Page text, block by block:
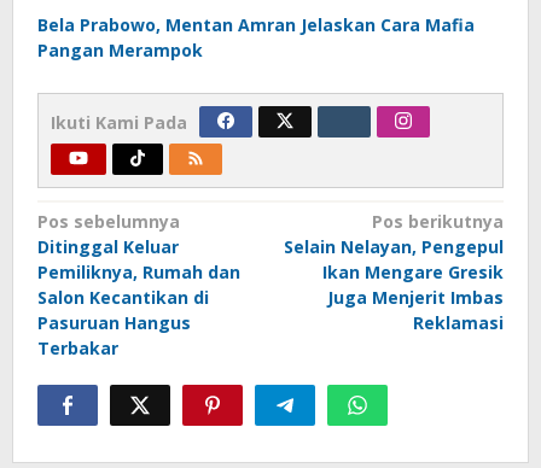
Bela Prabowo, Mentan Amran Jelaskan Cara Mafia
Pangan Merampok
Ikuti Kami Pada
Navigasi
pos
Pos sebelumnya
Ditinggal Keluar
Pemiliknya, Rumah dan
Salon Kecantikan di
Pasuruan Hangus
Terbakar
Pos berikutnya
Selain Nelayan, Pengepul
Ikan Mengare Gresik
Juga Menjerit Imbas
Reklamasi